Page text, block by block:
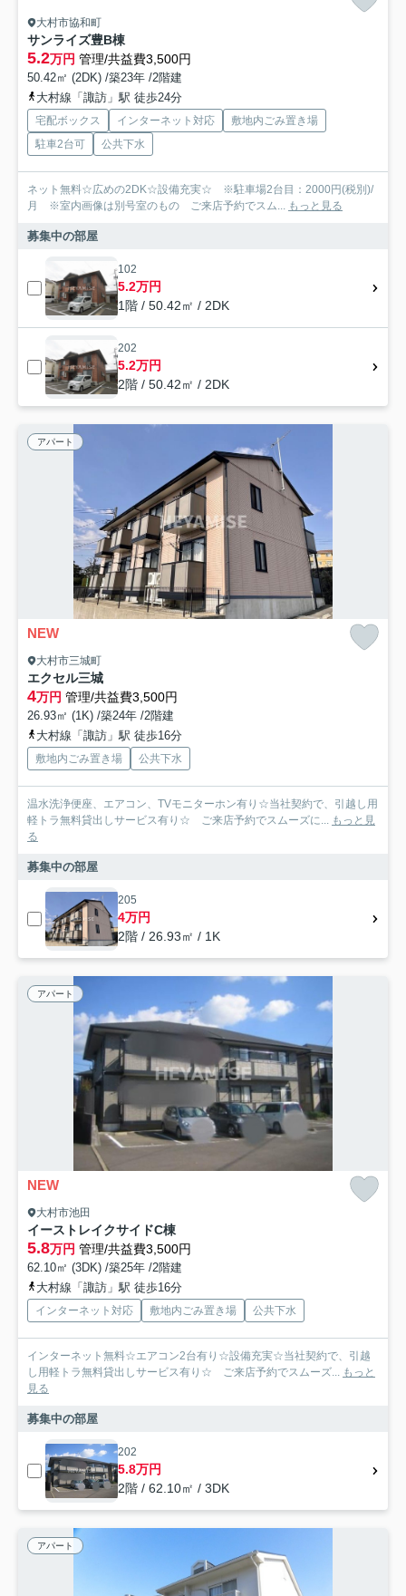
大村市協和町
サンライズ豊B棟
5.2万円 管理/共益費3,500円
50.42㎡ (2DK) /築23年 /2階建
大村線「諏訪」駅 徒歩24分
宅配ボックス インターネット対応
敷地内ごみ置き場
駐車2台可
公共下水
ネット無料☆広めの2DK☆設備充実☆ ※駐車場2台目：2000円(税別)/
月 ※室内画像は別号室のもの ご来店予約でスム... もっと見る
募集中の部屋
102
5.2万円
1階 / 50.42㎡ / 2DK
202
5.2万円
2階 / 50.42㎡ / 2DK
アパート
NEW
大村市三城町
エクセル三城
4万円 管理/共益費3,500円
26.93㎡ (1K) /築24年 /2階建
大村線「諏訪」駅 徒歩16分
敷地内ごみ置き場 公共下水
温水洗浄便座、エアコン、TVモニターホン有り☆当社契約で、引越し用
軽トラ無料貸出しサービス有り☆ ご来店予約でスムーズに... もっと見
る
募集中の部屋
205
4万円
2階 / 26.93㎡ / 1K
アパート
NEW
大村市池田
イーストレイクサイドC棟
5.8万円 管理/共益費3,500円
62.10㎡ (3DK) /築25年 /2階建
大村線「諏訪」駅 徒歩16分
インターネット対応 敷地内ごみ置き場 公共下水
インターネット無料☆エアコン2台有り☆設備充実☆当社契約で、引越
し用軽トラ無料貸出しサービス有り☆ ご来店予約でスムーズ... もっと
見る
募集中の部屋
202
5.8万円
2階 / 62.10㎡ / 3DK
アパート